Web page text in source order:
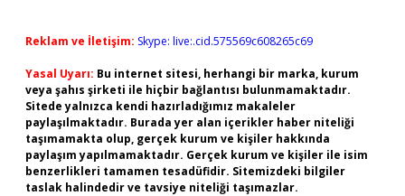
Reklam ve İletişim: Skype: live:.cid.575569c608265c69
Yasal Uyarı: Bu internet sitesi, herhangi bir marka, kurum
veya şahıs şirketi ile hiçbir bağlantısı bulunmamaktadır.
Sitede yalnızca kendi hazırladığımız makaleler
paylaşılmaktadır. Burada yer alan içerikler haber niteliği
taşımamakta olup, gerçek kurum ve kişiler hakkında
paylaşım yapılmamaktadır. Gerçek kurum ve kişiler ile isim
benzerlikleri tamamen tesadüfidir. Sitemizdeki bilgiler
taslak halindedir ve tavsiye niteliği taşımazlar.